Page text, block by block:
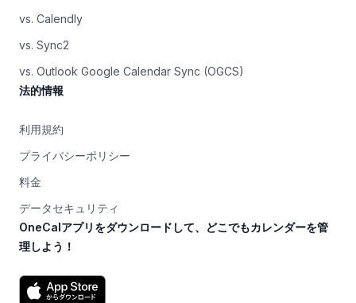
vs. Calendly
vs. Sync2
vs. Outlook Google Calendar Sync (OGCS)
法的情報
利用規約
プライバシーポリシー
料金
データセキュリティ
OneCalアプリをダウンロードして、どこでもカレンダーを管
理しよう！